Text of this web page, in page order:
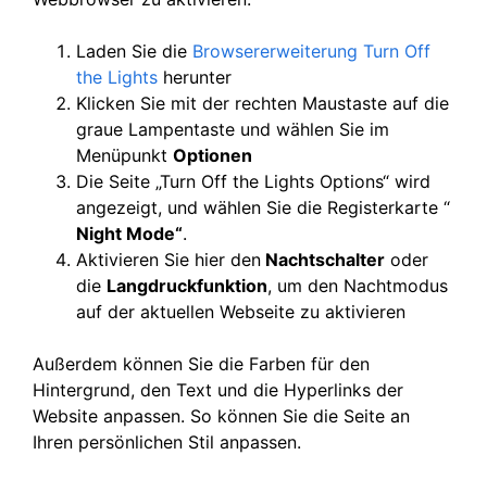
Laden Sie die Browsererweiterung Turn Off
the Lights herunter
Klicken Sie mit der rechten Maustaste auf die
graue Lampentaste und wählen Sie im
Menüpunkt Optionen
Die Seite „Turn Off the Lights Options“ wird
angezeigt, und wählen Sie die Registerkarte “
Night Mode“.
Aktivieren Sie hier den Nachtschalter oder
die Langdruckfunktion, um den Nachtmodus
auf der aktuellen Webseite zu aktivieren
Außerdem können Sie die Farben für den
Hintergrund, den Text und die Hyperlinks der
Website anpassen. So können Sie die Seite an
Ihren persönlichen Stil anpassen.